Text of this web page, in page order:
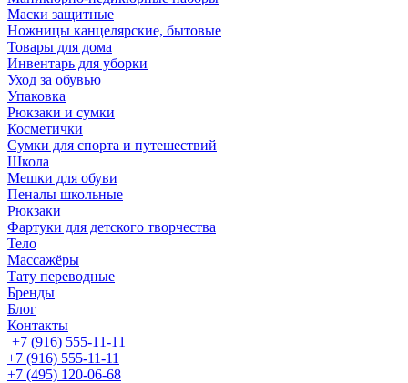
Маски защитные
Ножницы канцелярские, бытовые
Товары для дома
Инвентарь для уборки
Уход за обувью
Упаковка
Рюкзаки и сумки
Косметички
Сумки для спорта и путешествий
Школа
Мешки для обуви
Пеналы школьные
Рюкзаки
Фартуки для детского творчества
Тело
Массажёры
Тату переводные
Бренды
Блог
Контакты
+7 (916) 555-11-11
+7 (916) 555-11-11
+7 (495) 120-06-68